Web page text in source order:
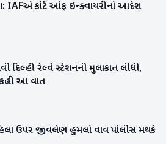
IAFએ કોર્ટ ઓફ ઇન્ક્વાયરીનો આદેશ
દિલ્હી રેલ્વે સ્ટેશનની મુલાકાત લીધી,
કહી આ વાત
ઉપર જીવલેણ હુમલો વાવ પોલીસ મથકે